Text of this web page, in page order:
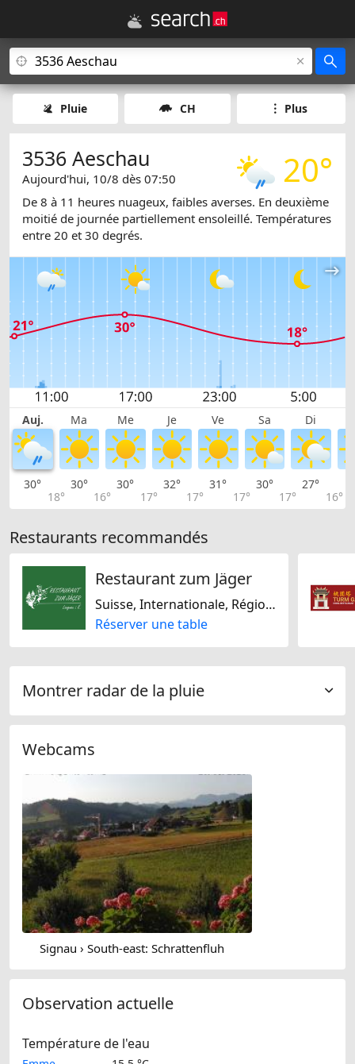
Pluie CH Plus
20°
3536 Aeschau
Aujourd'hui, 10/8 dès 07:50
De 8 à 11 heures nuageux, faibles averses. En deuxième
moitié de journée partiellement ensoleillé. Températures
entre 20 et 30 degrés.
Auj. Ma Me Je Ve Sa Di
30°
18°
30°
16°
30°
17°
32°
17°
31°
17°
30°
17°
27°
16°
Restaurants recommandés
Restaurant zum Jäger
Suisse, Internationale, Régionale
Réserver une table
Montrer radar de la pluie
Webcams
Signau › South-east: Schrattenfluh
Observation actuelle
Température de l'eau